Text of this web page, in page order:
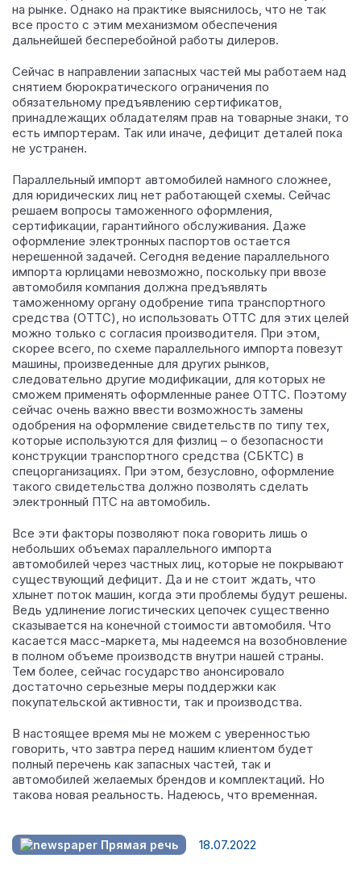
на рынке. Однако на практике выяснилось, что не так
все просто с этим механизмом обеспечения
дальнейшей бесперебойной работы дилеров.
Сейчас в направлении запасных частей мы работаем над
снятием бюрократического ограничения по
обязательному предъявлению сертификатов,
принадлежащих обладателям прав на товарные знаки, то
есть импортерам. Так или иначе, дефицит деталей пока
не устранен.
Параллельный импорт автомобилей намного сложнее,
для юридических лиц нет работающей схемы. Сейчас
решаем вопросы таможенного оформления,
сертификации, гарантийного обслуживания. Даже
оформление электронных паспортов остается
нерешенной задачей. Сегодня ведение параллельного
импорта юрлицами невозможно, поскольку при ввозе
автомобиля компания должна предъявлять
таможенному органу одобрение типа транспортного
средства (ОТТС), но использовать ОТТС для этих целей
можно только с согласия производителя. При этом,
скорее всего, по схеме параллельного импорта повезут
машины, произведенные для других рынков,
следовательно другие модификации, для которых не
сможем применять оформленные ранее ОТТС. Поэтому
сейчас очень важно ввести возможность замены
одобрения на оформление свидетельств по типу тех,
которые используются для физлиц – о безопасности
конструкции транспортного средства (СБКТС) в
спецорганизациях. При этом, безусловно, оформление
такого свидетельства должно позволять сделать
электронный ПТС на автомобиль.
Все эти факторы позволяют пока говорить лишь о
небольших объемах параллельного импорта
автомобилей через частных лиц, которые не покрывают
существующий дефицит. Да и не стоит ждать, что
хлынет поток машин, когда эти проблемы будут решены.
Ведь удлинение логистических цепочек существенно
сказывается на конечной стоимости автомобиля. Что
касается масс-маркета, мы надеемся на возобновление
в полном объеме производств внутри нашей страны.
Тем более, сейчас государство анонсировало
достаточно серьезные меры поддержки как
покупательской активности, так и производства.
В настоящее время мы не можем с уверенностью
говорить, что завтра перед нашим клиентом будет
полный перечень как запасных частей, так и
автомобилей желаемых брендов и комплектаций. Но
такова новая реальность. Надеюсь, что временная.
Прямая речь 18.07.2022